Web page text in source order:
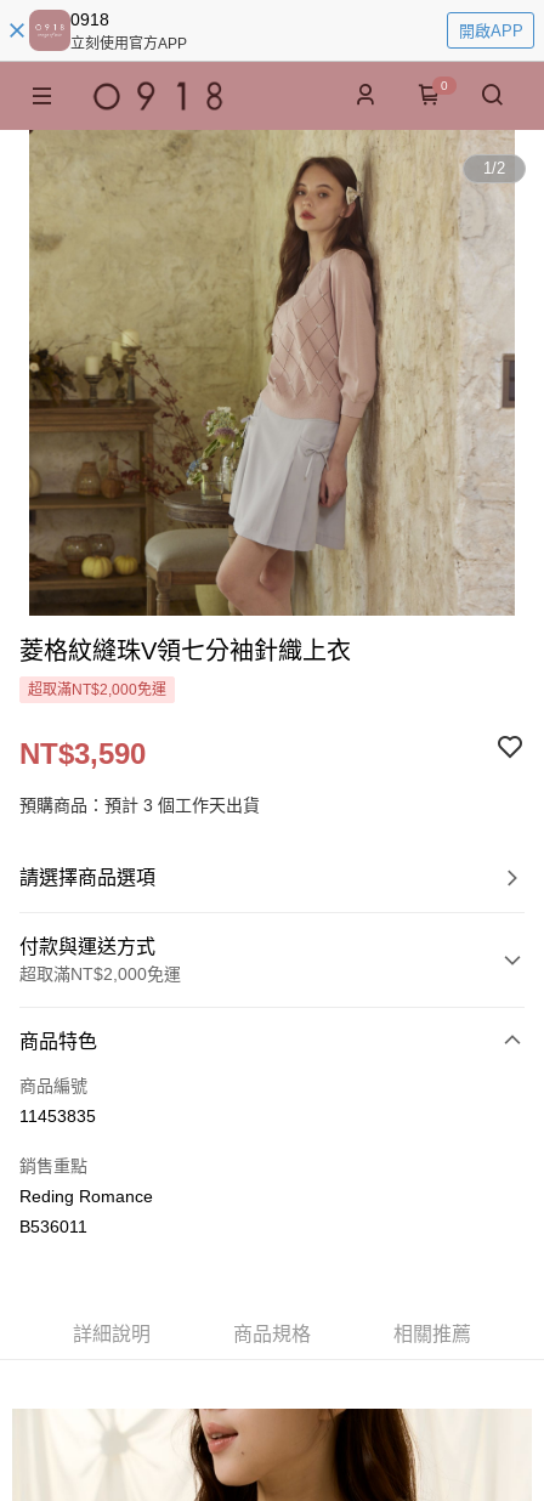
0918
立刻使用官方APP
開啟APP
0
1/2
菱格紋縫珠V領七分袖針織上衣
超取滿NT$2,000免運
NT$3,590
預購商品：預計 3 個工作天出貨
請選擇商品選項
付款與運送方式
超取滿NT$2,000免運
信用卡一次付款
LINE Pay
街口支付
悠遊付
運送方式
每筆NT$80，滿NT$2,000(含以上)免運費
付款後萊爾富取貨
每筆NT$80，滿NT$2,000(含以上)免運費
商品特色
商品編號
11453835
銷售重點
Reding Romance
B536011
詳細說明 商品規格 相關推薦